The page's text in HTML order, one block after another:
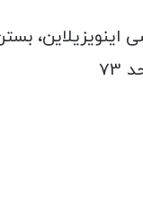
اینویزیلاین،